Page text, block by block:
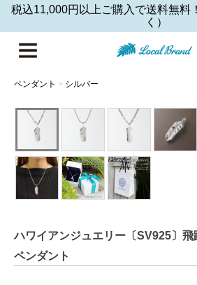
税込11,000円以上ご購入で送料無料
く）
ペンダント > シルバー
ハワイアンジュエリー〔SV925〕飛
ペンダント